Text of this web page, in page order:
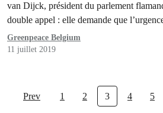
van Dijck, président du parlement
double appel : elle demande que
Greenpeace Belgium
11 juillet 2019
Prev 1 2 3 4 5